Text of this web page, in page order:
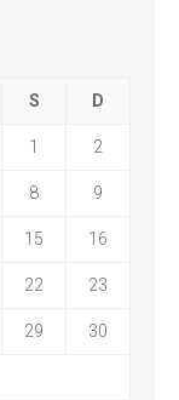
S D
1 2
8 9
15 16
22 23
29 30